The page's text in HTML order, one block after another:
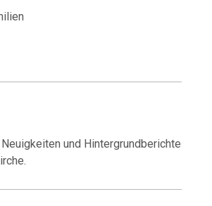
und Hintergrundberichte